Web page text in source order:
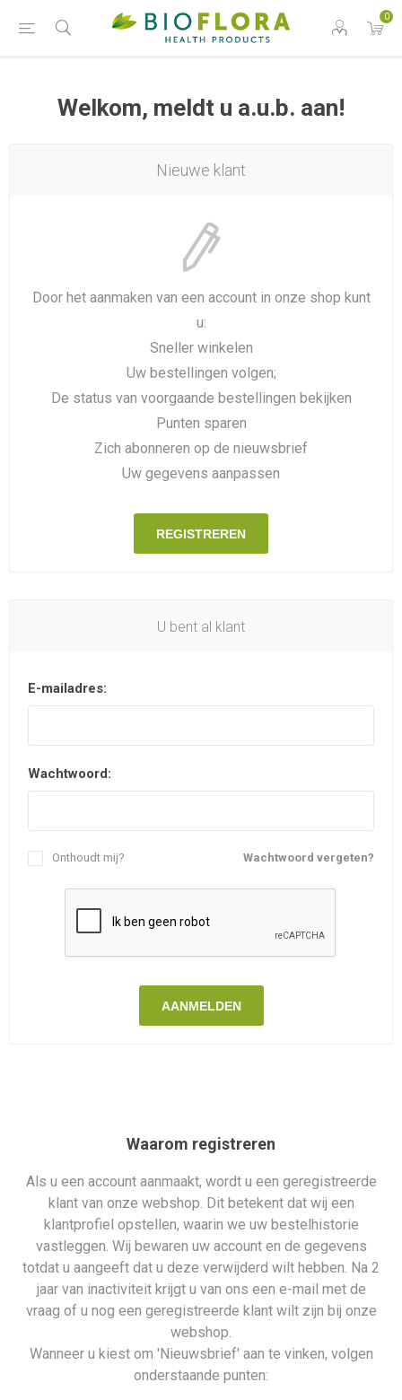
0
Welkom, meldt u a.u.b. aan!
Nieuwe klant
Door het aanmaken van een account in onze shop kunt
u:
Sneller winkelen
Uw bestellingen volgen;
De status van voorgaande bestellingen bekijken
Punten sparen
Zich abonneren op de nieuwsbrief
Uw gegevens aanpassen
REGISTREREN
U bent al klant
E-mailadres:
Wachtwoord:
Wachtwoord vergeten?
Onthoudt mij?
AANMELDEN
Waarom registreren
Als u een account aanmaakt, wordt u een geregistreerde
klant van onze webshop. Dit betekent dat wij een
klantprofiel opstellen, waarin we uw bestelhistorie
vastleggen. Wij bewaren uw account en de gegevens
totdat u aangeeft dat u deze verwijderd wilt hebben. Na 2
jaar van inactiviteit krijgt u van ons een e-mail met de
vraag of u nog een geregistreerde klant wilt zijn bij onze
webshop.
Wanneer u kiest om 'Nieuwsbrief' aan te vinken, volgen
onderstaande punten: